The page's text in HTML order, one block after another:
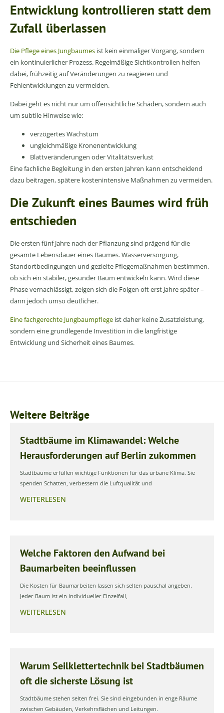
Entwicklung kontrollieren statt dem
Zufall überlassen
Die Pflege eines Jungbaumes ist kein einmaliger Vorgang, sondern
ein kontinuierlicher Prozess. Regelmäßige Sichtkontrollen helfen
dabei, frühzeitig auf Veränderungen zu reagieren und
Fehlentwicklungen zu vermeiden.
Dabei geht es nicht nur um offensichtliche Schäden, sondern auch
um subtile Hinweise wie:
verzögertes Wachstum
ungleichmäßige Kronenentwicklung
Blattveränderungen oder Vitalitätsverlust
Eine fachliche Begleitung in den ersten Jahren kann entscheidend
dazu beitragen, spätere kostenintensive Maßnahmen zu vermeiden.
Die Zukunft eines Baumes wird früh
entschieden
Die ersten fünf Jahre nach der Pflanzung sind prägend für die
gesamte Lebensdauer eines Baumes. Wasserversorgung,
Standortbedingungen und gezielte Pflegemaßnahmen bestimmen,
ob sich ein stabiler, gesunder Baum entwickeln kann. Wird diese
Phase vernachlässigt, zeigen sich die Folgen oft erst Jahre später –
dann jedoch umso deutlicher.
Eine fachgerechte Jungbaumpflege ist daher keine Zusatzleistung,
sondern eine grundlegende Investition in die langfristige
Entwicklung und Sicherheit eines Baumes.
Weitere Beiträge
Stadtbäume im Klimawandel: Welche
Herausforderungen auf Berlin zukommen
Stadtbäume erfüllen wichtige Funktionen für das urbane Klima. Sie
spenden Schatten, verbessern die Luftqualität und
WEITERLESEN
Welche Faktoren den Aufwand bei
Baumarbeiten beeinflussen
Die Kosten für Baumarbeiten lassen sich selten pauschal angeben.
Jeder Baum ist ein individueller Einzelfall,
WEITERLESEN
Warum Seilklettertechnik bei Stadtbäumen
oft die sicherste Lösung ist
Stadtbäume stehen selten frei. Sie sind eingebunden in enge Räume
zwischen Gebäuden, Verkehrsflächen und Leitungen.